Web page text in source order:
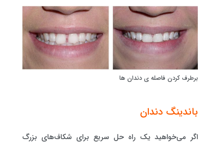
برطرف کردن فاصله ی دندان ها
باندینگ دندان
اگر می‌خواهید یک راه حل سریع برای شکاف‌های بزرگ